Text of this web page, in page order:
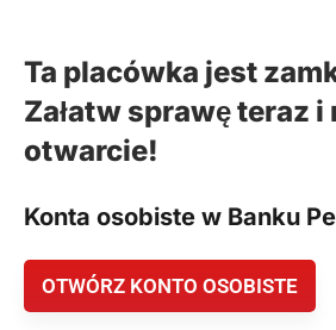
Ta placówka jest
Załatw sprawę teraz i
otwarcie!
Konta osobiste w Banku
OTWÓRZ KONTO OSOBISTE